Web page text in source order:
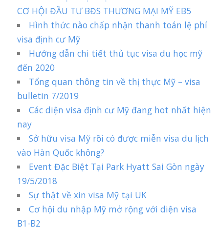
CƠ HỘI ĐẦU TƯ BĐS THƯƠNG MẠI MỸ EB5
Hình thức nào chấp nhận thanh toán lệ phí
visa định cư Mỹ
Hướng dẫn chi tiết thủ tục visa du học mỹ
đến 2020
Tổng quan thông tin về thị thực Mỹ – visa
bulletin 7/2019
Các diện visa định cư Mỹ đang hot nhất hiện
nay
Sở hữu visa Mỹ rồi có được miễn visa du lịch
vào Hàn Quốc không?
Event Đặc Biệt Tại Park Hyatt Sai Gòn ngày
19/5/2018
Sự thật về xin visa Mỹ tại UK
Cơ hội du nhập Mỹ mở rộng với diện visa
B1-B2